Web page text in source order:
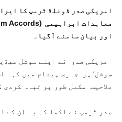
امریکی صدر ڈونلڈ ٹرمپ کا
معاہدات ابراہیمی
اور بیان سامنے آگیا۔
امریکی صدر نے اپنے سوشل
سوشل’ پر جاری پیغام میں کہا
صلاحیت مکمل طور پر تباہ کردی
صدر ٹرمپ نے لکھا کہ یہ ان کے